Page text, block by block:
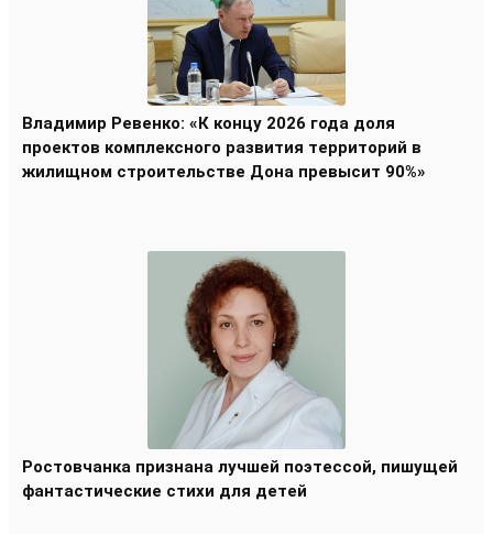
Владимир Ревенко: «К концу 2026 года доля
проектов комплексного развития территорий в
жилищном строительстве Дона превысит 90%»
Ростовчанка признана лучшей поэтессой, пишущей
фантастические стихи для детей